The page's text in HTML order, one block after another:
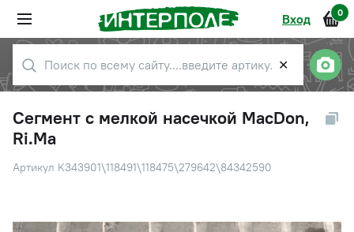
Вход 0
✕
Сегмент с мелкой насечкой MacDon,
Ri.Ma
Артикул K343901\118491\118475\279642\84342590